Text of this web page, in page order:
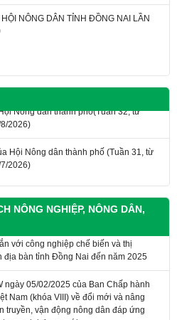
NÔNG DÂN TỈNH ĐỒNG NAI LẦN
Nông dân thành phố(Tuần 32, từ
2026)
Hội Nông dân thành phố (Tuần 31, từ
2026)
NÔNG NGHIỆP, NÔNG DÂN,
ứng dụng công nghệ cao, nông
với công nghiệp chế biến và thị
bàn tỉnh Đồng Nai đến năm 2025
Nam (khóa VIII) về đổi mới và nâng
truyền, vận động nông dân đáp ứng
trong giai đoạn mới